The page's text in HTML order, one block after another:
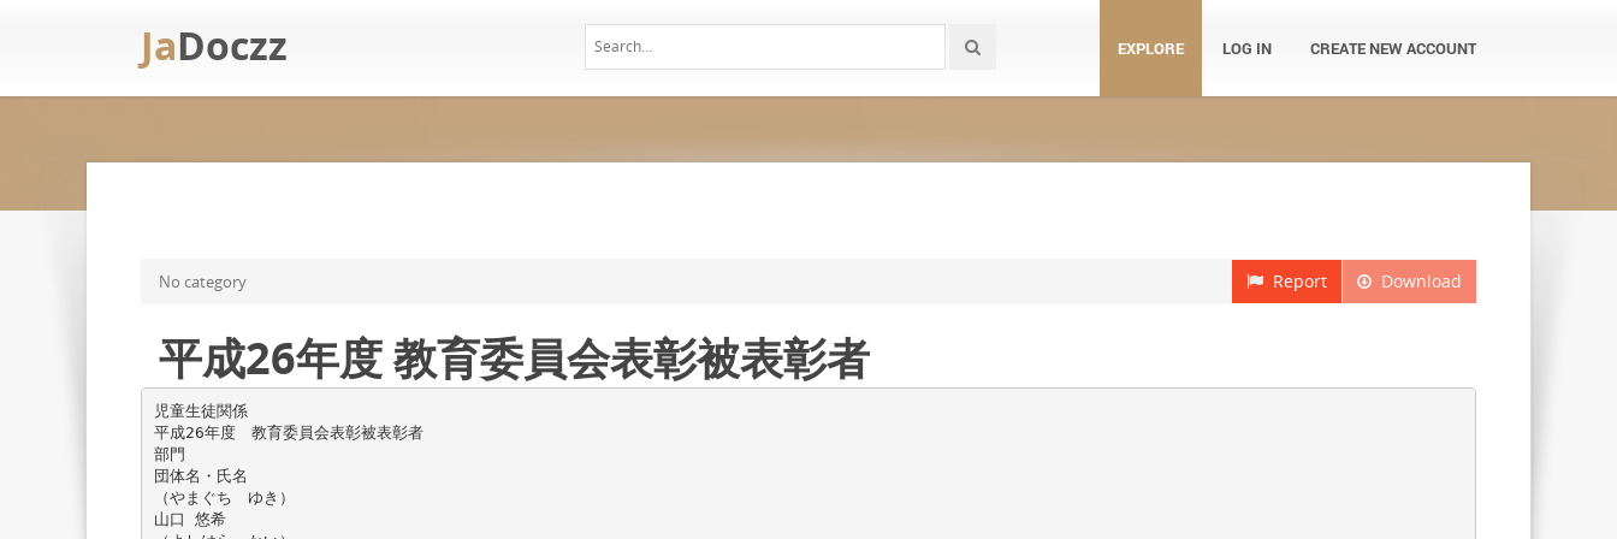
JaDoczz EXPLORE LOG IN CREATE NEW ACCOUNT
Download
Report
No category
平成26年度 教育委員会表彰被表彰者
児童生徒関係
平成26年度 教育委員会表彰被表彰者
部門
団体名・氏名
（やまぐち ゆき）
山口 悠希